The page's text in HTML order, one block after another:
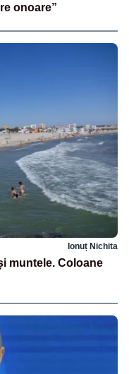
onoare”
Ionuț Nichita
muntele. Coloane